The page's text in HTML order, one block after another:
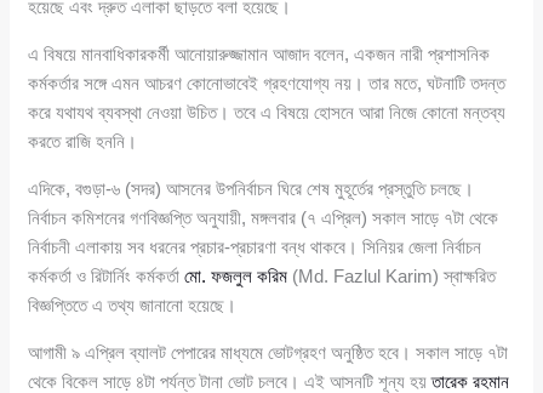
হয়েছে এবং দ্রুত এলাকা ছাড়তে বলা হয়েছে।
এ বিষয়ে মানবাধিকারকর্মী আনোয়ারুজ্জামান আজাদ বলেন, একজন নারী প্রশাসনিক
কর্মকর্তার সঙ্গে এমন আচরণ কোনোভাবেই গ্রহণযোগ্য নয়। তার মতে, ঘটনাটি তদন্ত
করে যথাযথ ব্যবস্থা নেওয়া উচিত। তবে এ বিষয়ে হোসনে আরা নিজে কোনো মন্তব্য
করতে রাজি হননি।
এদিকে, বগুড়া-৬ (সদর) আসনের উপনির্বাচন ঘিরে শেষ মুহূর্তের প্রস্তুতি চলছে।
নির্বাচন কমিশনের গণবিজ্ঞপ্তি অনুযায়ী, মঙ্গলবার (৭ এপ্রিল) সকাল সাড়ে ৭টা থেকে
নির্বাচনী এলাকায় সব ধরনের প্রচার-প্রচারণা বন্ধ থাকবে। সিনিয়র জেলা নির্বাচন
কর্মকর্তা ও রিটার্নিং কর্মকর্তামো. ফজলুল করিম (Md. Fazlul Karim) স্বাক্ষরিত
বিজ্ঞপ্তিতে এ তথ্য জানানো হয়েছে।
আগামী ৯ এপ্রিল ব্যালট পেপারের মাধ্যমে ভোটগ্রহণ অনুষ্ঠিত হবে। সকাল সাড়ে ৭টা
থেকে বিকেল সাড়ে ৪টা পর্যন্ত টানা ভোট চলবে। এই আসনটি শূন্য হয়তারেক রহমান